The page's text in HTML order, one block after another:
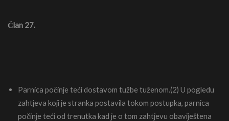
Član 27.
Parnica počinje teći dostavom tužbe tuženom.(2) U pogledu
zahtjeva koji je stranka postavila tokom postupka, parnica
počinje teći od trenutka kad je o tom zahtjevu obaviještena